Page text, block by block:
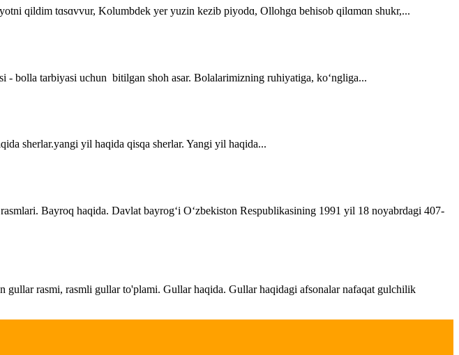
qildim tɑsɑvvur, Kolumbdek yer yuzin kezib piyodɑ, Ollohgɑ behisob qilɑmɑn shukr,...
bolla tarbiyasi uchun bitilgan shoh asar. Bolalarimizning ruhiyatiga, ko‘ngliga...
sherlar.yangi yil haqida qisqa sherlar. Yangi yil haqida...
Bayroq haqida. Davlat bayrog‘i O‘zbekiston Respublikasining 1991 yil 18 noyabrdagi 407­
rasmi, rasmli gullar to'plami. Gullar haqida. Gullar haqidagi afsonalar nafaqat gulchilik